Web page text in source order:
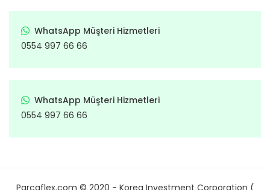
WhatsApp Müşteri Hizmetleri
0554 997 66 66
WhatsApp Müşteri Hizmetleri
0554 997 66 66
Parcaflex.com © 2020 - Korea Investment Corporation (